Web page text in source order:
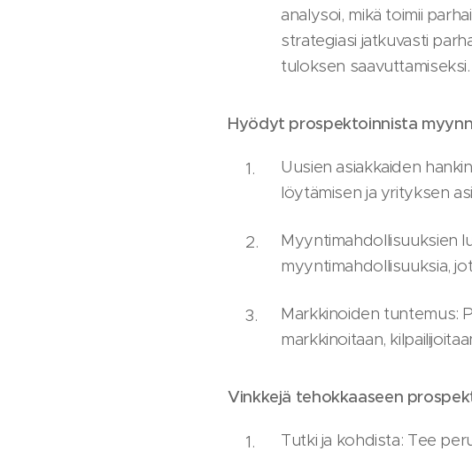
analysoi, mikä toimii
strategiasi jatkuvasti
tuloksen saavuttamiseksi.
Hyödyt prospektoinnista
Uusien asiakkaiden
löytämisen ja yrityksen
Myyntimahdollisuuksien
myyntimahdollisuuksia,
Markkinoiden tuntemus:
markkinoitaan,
Vinkkejä tehokkaaseen
Tutki ja kohdista: Tee